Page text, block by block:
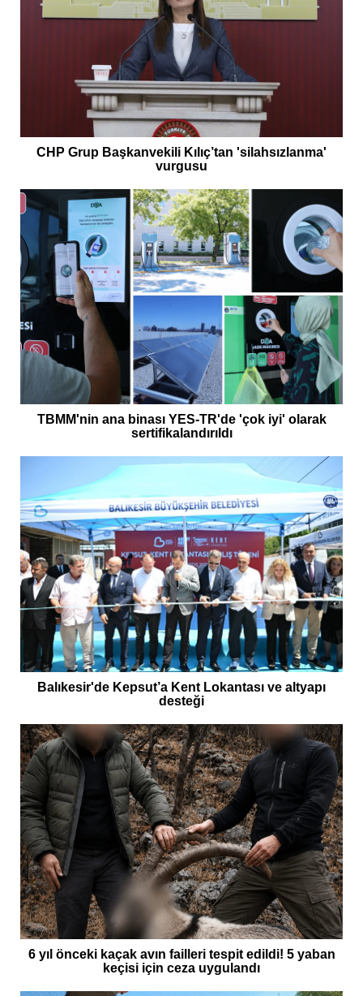
CHP Grup Başkanvekili Kılıç’tan 'silahsızlanma'
vurgusu
TBMM'nin ana binası YES-TR'de 'çok iyi' olarak
sertifikalandırıldı
Balıkesir'de Kepsut’a Kent Lokantası ve altyapı
desteği
6 yıl önceki kaçak avın failleri tespit edildi! 5 yaban
keçisi için ceza uygulandı